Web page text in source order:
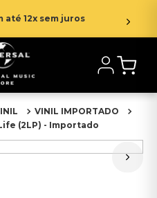
até 12x sem juros
VINIL IMPORTADO
(2LP) - Importado